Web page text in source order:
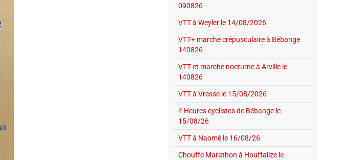
090826
VTT à Weyler le 14/08/2026
VTT+ marche crépusculaire à Bébange
140826
VTT et marche nocturne à Arville le
140826
VTT à Vresse le 15/08/2026
4 Heures cyclistes de Bébange le
15/08/26
VTT à Naomé le 16/08/26
Chouffe Marathon à Houffalize le